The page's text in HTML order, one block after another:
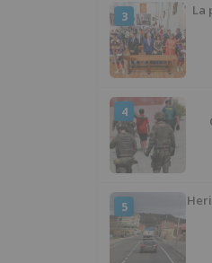
3
La
4
5